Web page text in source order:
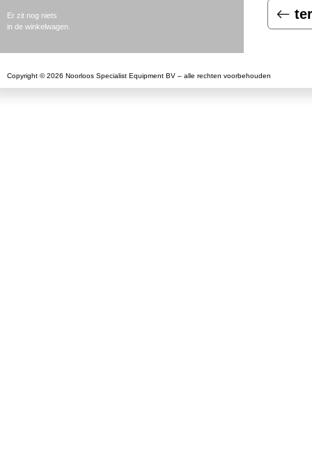
Er zit nog niets
in de winkelwagen.
Copyright © 2026 Noorloos Specialist Equipment BV – alle rechten voorbehouden